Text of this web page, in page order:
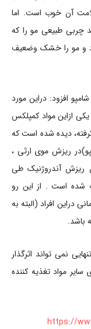
آن خوب است. اما
چربی طبیعی مو را که
و مو را خشک وضعیف
افزود: دراین مورد
ازاین مواد کمپلکس
دیده شده است که
ریزش موی ارثی ،
ریزش آندروژنیک طی
شده است . از این رو
دراین افراد (البته به
باشد.
نمی تواند اثرگذار
مواد تغذیه کننده
https://